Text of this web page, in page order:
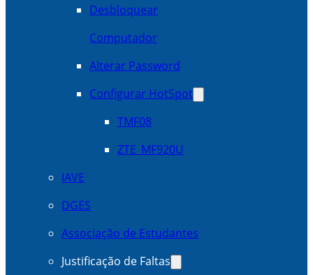
Desbloquear
Computador
Alterar Password
Configurar HotSpot
TMF08
ZTE_MF920U
IAVE
DGES
Associação de Estudantes
Justificação de Faltas